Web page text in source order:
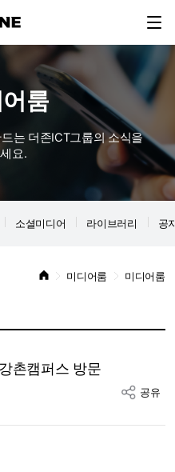
룸
는 더존ICT그룹의 소식을
요.
소셜미디어 라이브러리 공
미디어룸 미디어룸
촌캠퍼스 방문
공유